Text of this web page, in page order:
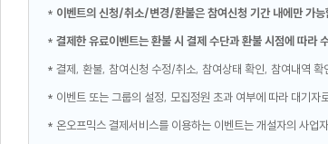
* 이벤트의 신청/취소/변경/환불은 참여신청 기간 내에만 가능
* 결제한 유료이벤트는 환불 시 결제 수단과 환불 시점에 따라
* 결제, 환불, 참여신청 수정/취소, 참여상태 확인, 참여내역 확
* 이벤트 또는 그룹의 설정, 모집정원 초과 여부에 따라 대기자
* 온오프믹스 결제서비스를 이용하는 이벤트는 개설자의 사업